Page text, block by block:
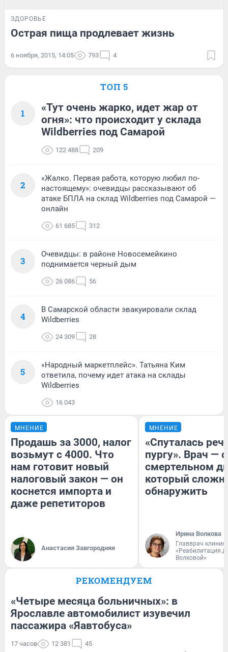
ЗДОРОВЬЕ
Острая пища продлевает жизнь
6 ноября, 2015, 14:05 793 4
ТОП 5
1
«Тут очень жарко, идет жар от
огня»: что происходит у склада
Wildberries под Самарой
122 488 209
2
«Жалко. Первая работа, которую любил по-
настоящему»: очевидцы рассказывают об
атаке БПЛА на склад Wildberries под Самарой —
онлайн
61 685 312
3
Очевидцы: в районе Новосемейкино
поднимается черный дым
26 086 56
4
В Самарской области эвакуировали склад
Wildberries
24 309 28
5
«Народный маркетплейс». Татьяна Ким
ответила, почему идет атака на склады
Wildberries
16 043
МНЕНИЕ
Продашь за 3000, налог
возьмут с 4000. Что
нам готовит новый
налоговый закон — он
коснется импорта и
даже репетиторов
Анастасия Завгородняя
МНЕНИЕ
«Спуталась
пургу». Врач — о
смертельном
который
обнаружить
Ирина Волкова
Главврач
«Реабилитация
Волковой»
РЕКОМЕНДУЕМ
«Четыре месяца больничных»: в
Ярославле автомобилист изувечил
пассажира «Яавтобуса»
17 часов 12 381 45